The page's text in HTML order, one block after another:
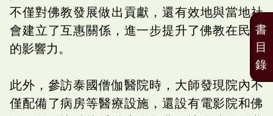
不僅對佛教發展做出貢獻，還有效地與當地社
會建立了互惠關係，進一步提升了佛教在民間
的影響力。
此外，參訪泰國僧伽醫院時，大師發現院內不
僅配備了病房等醫療設施，還設有電影院和佛
書
目
錄